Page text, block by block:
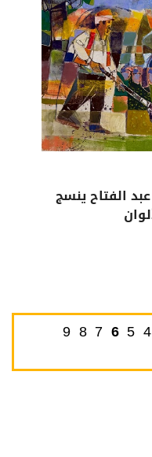
الفتاح ينسج
4
5
6
7
8
9